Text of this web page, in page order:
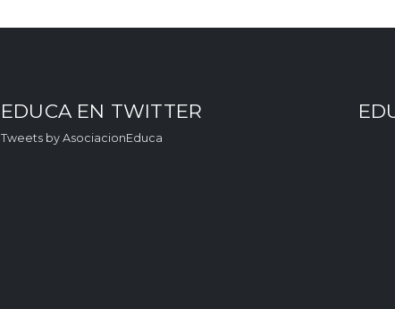
EDUCA EN TWITTER
Tweets by AsociacionEduca